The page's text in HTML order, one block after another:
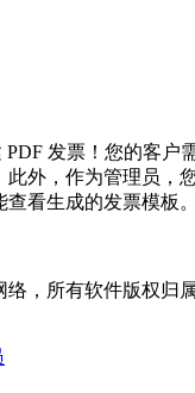
PDF 发票！您的客
此外，作为管理员，
看生成的发票模板。
，所有软件版权归属